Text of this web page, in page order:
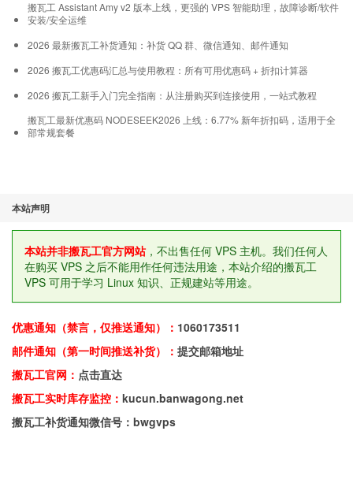
搬瓦工 Assistant Amy v2 版本上线，更强的 VPS 智能助理，故障诊断/软件
安装/安全运维
2026 最新搬瓦工补货通知：补货 QQ 群、微信通知、邮件通知
2026 搬瓦工优惠码汇总与使用教程：所有可用优惠码 + 折扣计算器
2026 搬瓦工新手入门完全指南：从注册购买到连接使用，一站式教程
搬瓦工最新优惠码 NODESEEK2026 上线：6.77% 新年折扣码，适用于全
部常规套餐
本站声明
本站并非搬瓦工官方网站，不出售任何 VPS 主机。我们任何人
在购买 VPS 之后不能用作任何违法用途，本站介绍的搬瓦工
VPS 可用于学习 Linux 知识、正规建站等用途。
优惠通知（禁言，仅推送通知）： 1060173511
邮件通知（第一时间推送补货）： 提交邮箱地址
搬瓦工官网： 点击直达
搬瓦工实时库存监控： kucun.banwagong.net
搬瓦工补货通知微信号：bwgvps